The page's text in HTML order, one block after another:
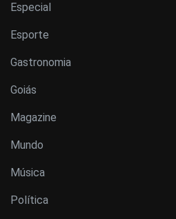
Especial
Esporte
Gastronomia
Goiás
Magazine
Mundo
Música
Política